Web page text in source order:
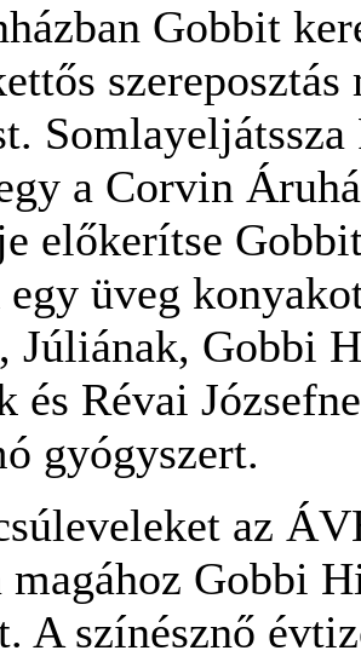
Gobbit
Somlayeljátssza
a Corvin
előkerítse
üveg
Júliának, Gobbi
és Révai
gyógyszert.
az
Gobbi
A színésznő